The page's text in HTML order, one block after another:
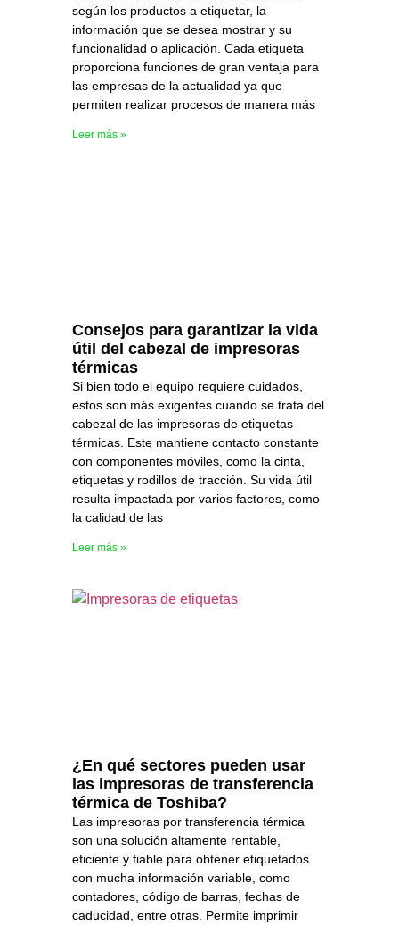
según los productos a etiquetar, la
información que se desea mostrar y su
funcionalidad o aplicación. Cada etiqueta
proporciona funciones de gran ventaja para
las empresas de la actualidad ya que
permiten realizar procesos de manera más
Leer más »
Consejos para garantizar la vida
útil del cabezal de impresoras
térmicas
Si bien todo el equipo requiere cuidados,
estos son más exigentes cuando se trata del
cabezal de las impresoras de etiquetas
térmicas. Este mantiene contacto constante
con componentes móviles, como la cinta,
etiquetas y rodillos de tracción. Su vida útil
resulta impactada por varios factores, como
la calidad de las
Leer más »
¿En qué sectores pueden usar
las impresoras de transferencia
térmica de Toshiba?
Las impresoras por transferencia térmica
son una solución altamente rentable,
eficiente y fiable para obtener etiquetados
con mucha información variable, como
contadores, código de barras, fechas de
caducidad, entre otras. Permite imprimir